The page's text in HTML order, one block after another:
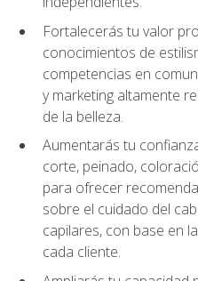
Fortalecerás tu valor
conocimientos de
competencias en
y marketing altamente
de la belleza.
Aumentarás tu
corte, peinado,
para ofrecer
sobre el cuidado del
capilares, con base en
cada cliente.